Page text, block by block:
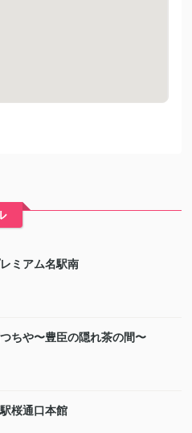
ミアム名駅南
ちや〜豊臣の隠れ茶の間〜
桜通口本館